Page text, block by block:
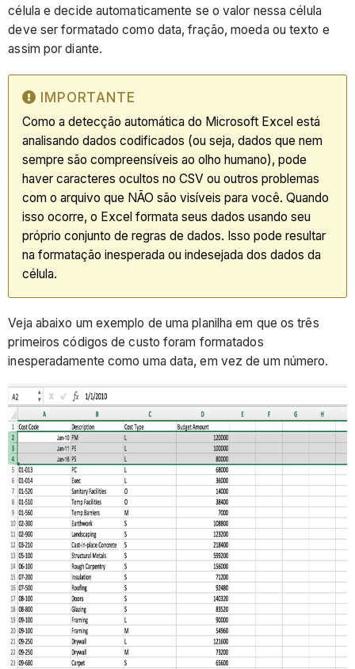
célula e decide automaticamente se o valor nessa célula
deve ser formatado como data, fração, moeda ou texto e
assim por diante.
IMPORTANTE
Como a detecção automática do Microsoft Excel está
analisando dados codificados (ou seja, dados que nem
sempre são compreensíveis ao olho humano), pode
haver caracteres ocultos no CSV ou outros problemas
com o arquivo que NÃO são visíveis para você. Quando
isso ocorre, o Excel formata seus dados usando seu
próprio conjunto de regras de dados. Isso pode resultar
na formatação inesperada ou indesejada dos dados da
célula.
Veja abaixo um exemplo de uma planilha em que os três
primeiros códigos de custo foram formatados
inesperadamente como uma data, em vez de um número.